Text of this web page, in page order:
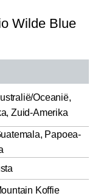
Wilde Blue
Oceanië,
Zuid-Amerika
Papoea-
Koffie